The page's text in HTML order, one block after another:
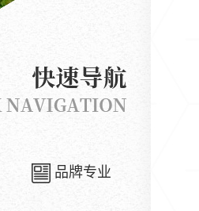
品牌专业